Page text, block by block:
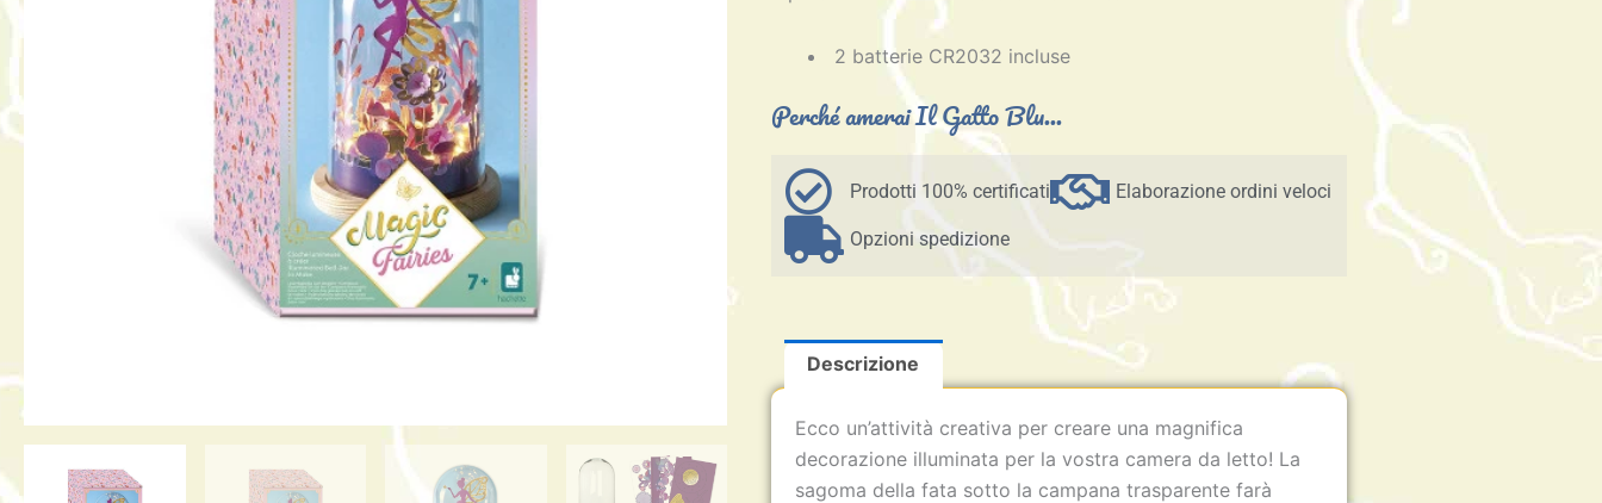
2 batterie CR2032 incluse
Perché amerai Il Gatto Blu...
Prodotti 100% certificati Elaborazione ordini veloci
Opzioni spedizione
Descrizione
Ecco un’attività creativa per creare una magnifica
decorazione illuminata per la vostra camera da letto! La
sagoma della fata sotto la campana trasparente farà